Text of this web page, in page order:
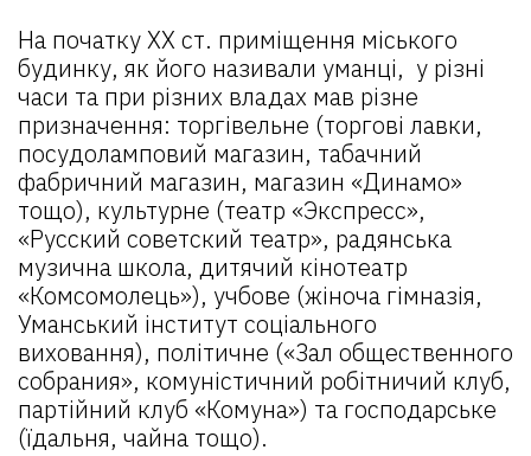
На початку ХХ ст. приміщення міського
будинку, як його називали уманці, у різні
часи та при різних владах мав різне
призначення: торгівельне (торгові лавки,
посудоламповий магазин, табачний
фабричний магазин, магазин «Динамо»
тощо), культурне (театр «Экспресс»,
«Русский советский театр», радянська
музична школа, дитячий кінотеатр
«Комсомолець»), учбове (жіноча гімназія,
Уманський інститут соціального
виховання), політичне («Зал общественного
собрания», комуністичний робітничий клуб,
партійний клуб «Комуна») та господарське
(їдальня, чайна тощо).